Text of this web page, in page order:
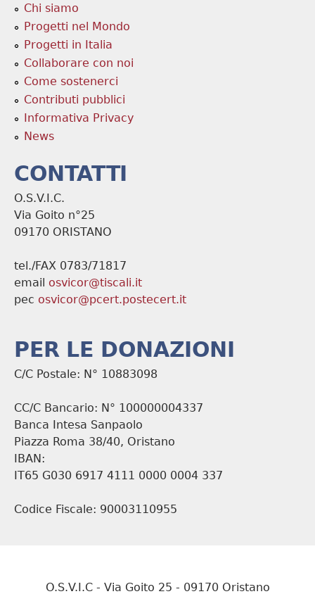
Chi siamo
Progetti nel Mondo
Progetti in Italia
Collaborare con noi
Come sostenerci
Contributi pubblici
Informativa Privacy
News
CONTATTI
O.S.V.I.C.
Via Goito n°25
09170 ORISTANO
tel./FAX 0783/71817
email osvicor@tiscali.it
pec osvicor@pcert.postecert.it
PER LE DONAZIONI
C/C Postale: N° 10883098
CC/C Bancario: N° 100000004337
Banca Intesa Sanpaolo
Piazza Roma 38/40, Oristano
IBAN:
IT65 G030 6917 4111 0000 0004 337
Codice Fiscale: 90003110955
O.S.V.I.C - Via Goito 25 - 09170 Oristano